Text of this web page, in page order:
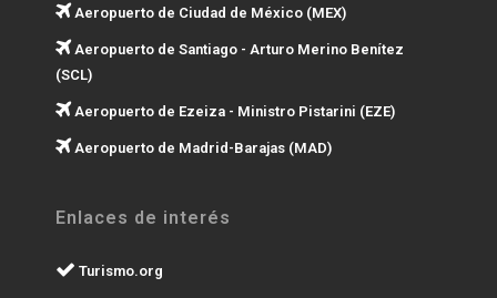
Aeropuerto de Ciudad de México (MEX)
Aeropuerto de Santiago - Arturo Merino Benítez
(SCL)
Aeropuerto de Ezeiza - Ministro Pistarini (EZE)
Aeropuerto de Madrid-Barajas (MAD)
Enlaces de interés
Turismo.org